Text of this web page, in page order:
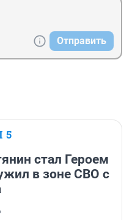
Отправить
5
стал Героем
в зоне СВО с